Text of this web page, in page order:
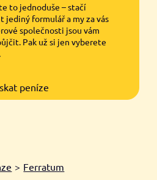
to jednoduše – stačí
jediný formulář a my za vás
společnosti jsou vám
Pak už si jen vyberete
peníze
> Ferratum